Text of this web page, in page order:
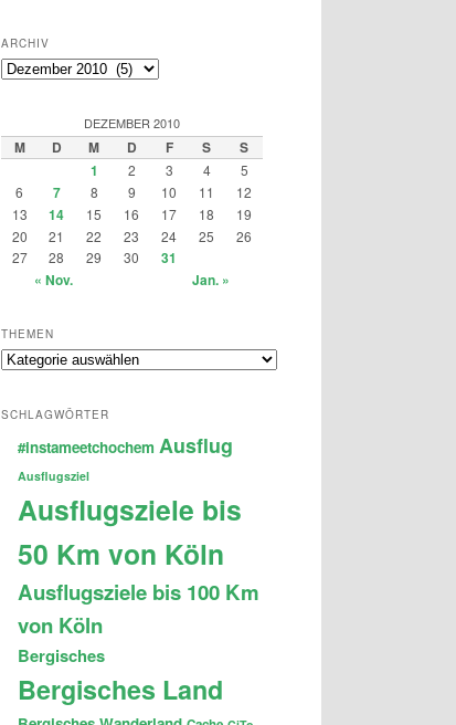
ARCHIV
Archiv
DEZEMBER 2010
M D M D F S
S
1
2 3 4
5
6
7 8 9 10 11
12
13
14 15 16 17 18
19
20
21 22 23 24 25
26
27
28 29 30
31
« Nov.
Jan. »
THEMEN
Themen
SCHLAGWÖRTER
#instameetchochem Ausflug
Ausflugsziel
Ausflugsziele bis
50 Km von Köln
Ausflugsziele bis 100 Km
von Köln
Bergisches
Bergisches Land